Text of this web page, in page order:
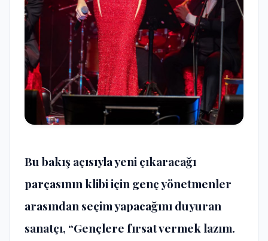
Bu bakış açısıyla yeni çıkaracağı
parçasının klibi için genç yönetmenler
arasından seçim yapacağını duyuran
sanatçı, “Gençlere fırsat vermek lazım.